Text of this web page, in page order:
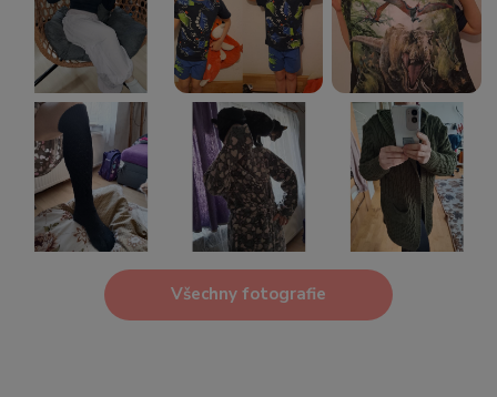
Všechny fotografie